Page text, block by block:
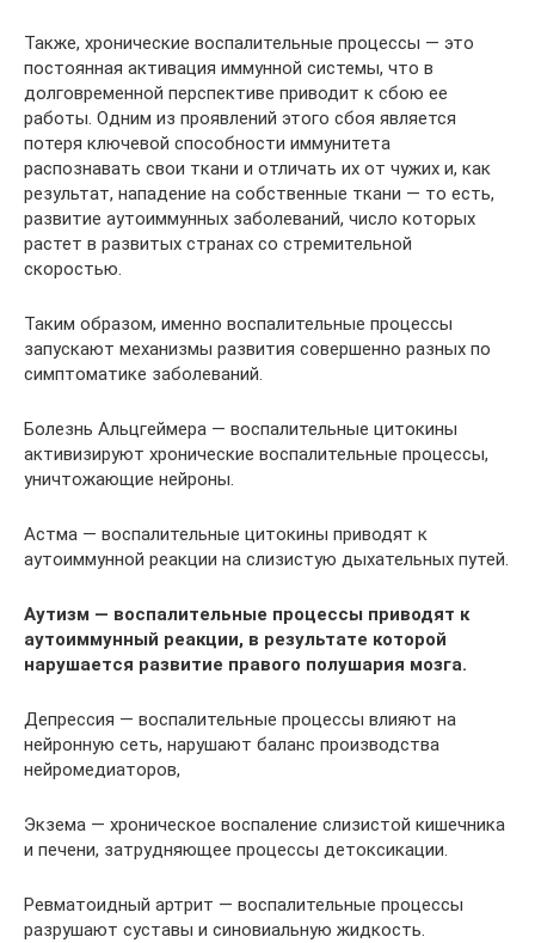
Также, хронические воспалительные процессы — это
постоянная активация иммунной системы, что в
долговременной перспективе приводит к сбою ее
работы. Одним из проявлений этого сбоя является
потеря ключевой способности иммунитета
распознавать свои ткани и отличать их от чужих и, как
результат, нападение на собственные ткани — то есть,
развитие аутоиммунных заболеваний, число которых
растет в развитых странах со стремительной
скоростью.
Таким образом, именно воспалительные процессы
запускают механизмы развития совершенно разных по
симптоматике заболеваний.
Болезнь Альцгеймера — воспалительные цитокины
активизируют хронические воспалительные процессы,
уничтожающие нейроны.
Астма — воспалительные цитокины приводят к
аутоиммунной реакции на слизистую дыхательных путей.
Аутизм — воспалительные процессы приводят к
аутоиммунный реакции, в результате которой
нарушается развитие правого полушария мозга.
Депрессия — воспалительные процессы влияют на
нейронную сеть, нарушают баланс производства
нейромедиаторов,
Экзема — хроническое воспаление слизистой кишечника
и печени, затрудняющее процессы детоксикации.
Ревматоидный артрит — воспалительные процессы
разрушают суставы и синовиальную жидкость.